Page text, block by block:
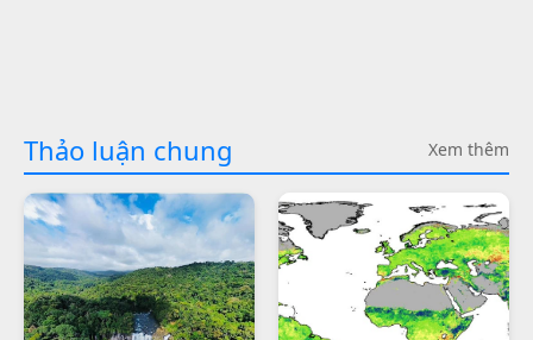
Thảo luận chung Xem thêm